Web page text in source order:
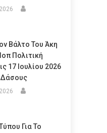
Βάλτο Του Άκη
Πολιτική
17 Ιουλίου 2026
Για Το